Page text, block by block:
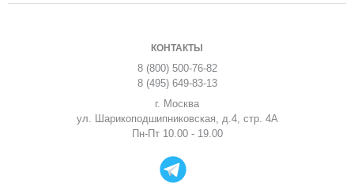
КОНТАКТЫ
8 (800) 500-76-82
8 (495) 649-83-13
г. Москва
ул. Шарикоподшипниковская, д.4, стр. 4А
Пн-Пт 10.00 - 19.00